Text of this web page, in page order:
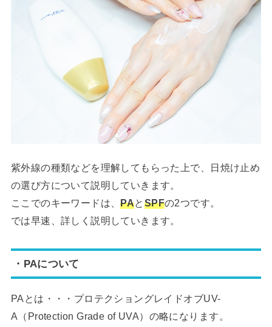
紫外線の種類などを理解してもらった上で、日焼け止め
の選び方について説明していきます。
ここでのキーワードは、PAと SPFの2つです。
では早速、詳しく説明していきます。
・PAについて
PAとは・・・プロテクショングレイドオブUV-
A（Protection Grade of UVA）の略になります。